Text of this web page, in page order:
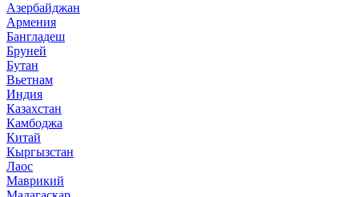
Азербайджан
Армения
Бангладеш
Бруней
Бутан
Вьетнам
Индия
Казахстан
Камбоджа
Китай
Кыргызстан
Лаос
Маврикий